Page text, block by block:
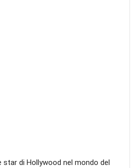
star di Hollywood nel mondo del